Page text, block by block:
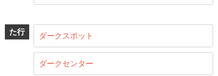
た行 ダークスポット
ダークセンター